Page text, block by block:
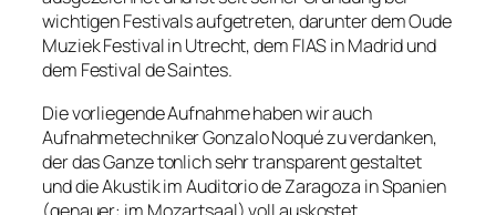
wichtigen Festivals aufgetreten, darunter dem Oude
Muziek Festival in Utrecht, dem FIAS in Madrid und
dem Festival de Saintes.
Die vorliegende Aufnahme haben wir auch
Aufnahmetechniker Gonzalo Noqué zu verdanken,
der das Ganze tonlich sehr transparent gestaltet
und die Akustik im Auditorio de Zaragoza in Spanien
(genauer: im Mozartsaal) voll auskostet.